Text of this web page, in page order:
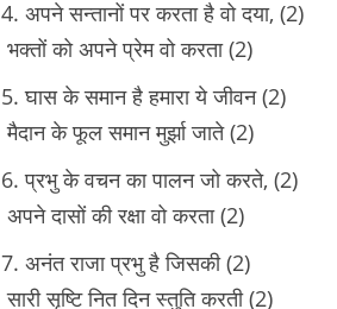
4. अपने सन्तानों पर करता है वो दया, (2)
भक्तों को अपने प्रेम वो करता (2)
5. घास के समान है हमारा ये जीवन (2)
मैदान के फूल समान मुर्झा जाते (2)
6. प्रभु के वचन का पालन जो करते, (2)
अपने दासों की रक्षा वो करता (2)
7. अनंत राजा प्रभु है जिसकी (2)
सारी सृष्टि नित दिन स्तुति करती (2)